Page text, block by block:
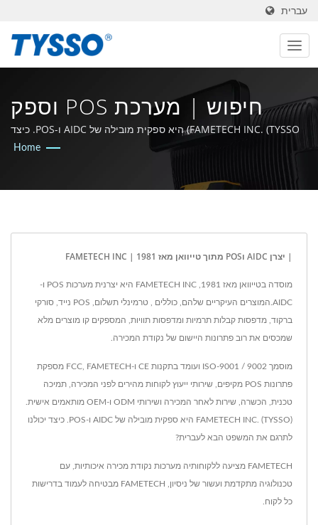
עברית
חיפוש | מערכת POS וספק
פתרונות POS - FAMETECH
FAMETECH INC. (TYSSO) היא ספקית מובילה של AIDC ו-POS. כיצד
יכול אני לעזור לך היום?
Home
| יצרן AIDC וPOS מתוך טייוואן מאז 1981 | FAMETECH INC
מוסדה בטייוואן מאז 1981, FAMETECH INC היא יצרנית מערכות POS ו-
AIDC.המוצרים העיקריים שלהם, כוללים , טרמינלי תשלום, POS נייד, סורקי
ברקוד, מדפסות קבלות תרמיות ומדפסות תוויות, המספקים קו מוצרים מלא
שמכסים את רוב פתרונות היישום של נקודת המכירה.
מוסמך ISO-9001 / 9002 ועומד בתקנות CE ו-FCC, FAMETECH מספקת
פתרונות POS מקיפים, שירותי ייעוץ לקוחות מהירים לפני המכירה, תמיכה
טכנית, הכשרה, שירות לאחר המכירה ושירותי ODM ו-OEM מותאמים אישית.
FAMETECH INC. (TYSSO) היא ספקית מובילה של AIDC ו-POS. כיצד יכולנו
לתרגם את המשפט הבא לעברית?
FAMETECH מציעה ללקוחותיה מערכות נקודת מכירה איכותיות, עם
טכנולוגיה מתקדמת ועשור של ניסיון, FAMETECH מבטיחה לעמוד בדרישות
כל לקוח.